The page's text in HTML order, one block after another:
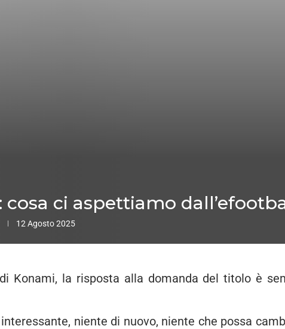
cosa ci aspettiamo
12 Agosto 2025
Konami, la risposta alla domanda del titolo è
niente di nuovo, niente che possa